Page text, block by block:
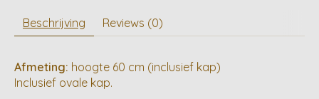
Beschrijving Reviews (0)
Afmeting: hoogte 60 cm (inclusief kap)
Inclusief ovale kap.